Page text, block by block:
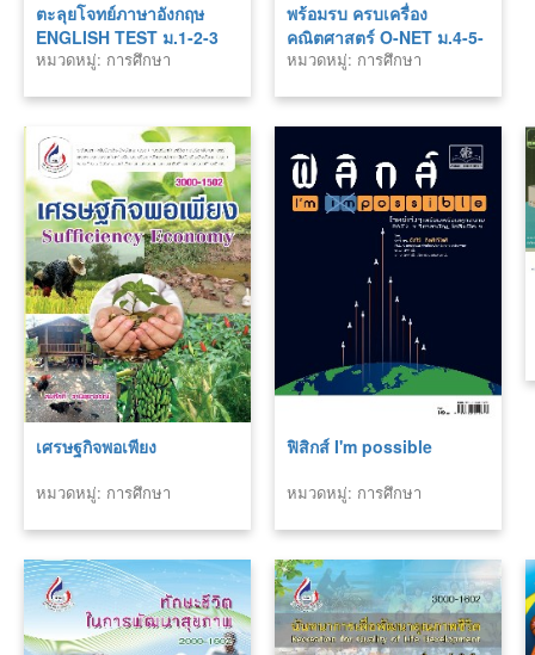
ตะลุยโจทย์ภาษาอังกฤษ
ENGLISH TEST ม.1-2-3
หมวดหมู่: การศึกษา
พร้อมรบ ครบเครื่อง
คณิตศาสตร์ O-NET ม.4-5-
6
หมวดหมู่: การศึกษา
เศรษฐกิจพอเพียง
หมวดหมู่: การศึกษา
ฟิสิกส์ I'm possible
หมวดหมู่: การศึกษา